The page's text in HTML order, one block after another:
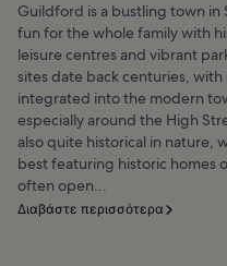
Guildford is a bustling town in
fun for the whole family with
leisure centres and vibrant
sites date back centuries, with
integrated into the modern
especially around the High
also quite historical in nature,
best featuring historic homes
often open...
Διαβάστε περισσότερα